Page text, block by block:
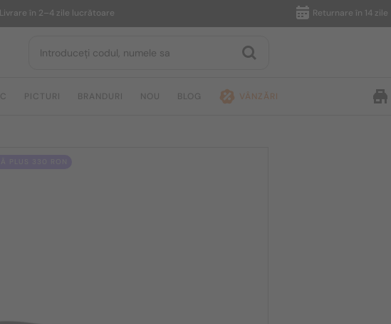
în 2–4 zile lucrătoare Returnare în 14 zile
PICTURI BRANDURI NOU BLOG VÂNZĂRI